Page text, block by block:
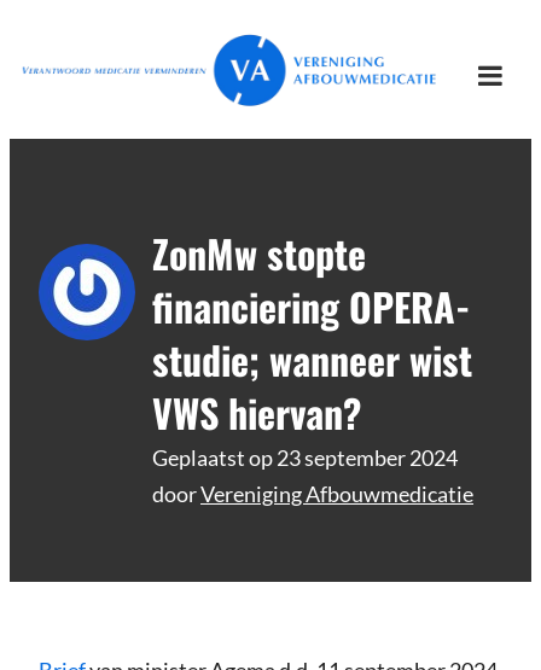
naar
inhoud
Vereniging
Afbouwmedicatie
Verantwoord afbouwen
ZonMw stopte
financiering OPERA-
studie; wanneer wist
VWS hiervan?
Geplaatst op23 september 2024
doorVereniging Afbouwmedicatie